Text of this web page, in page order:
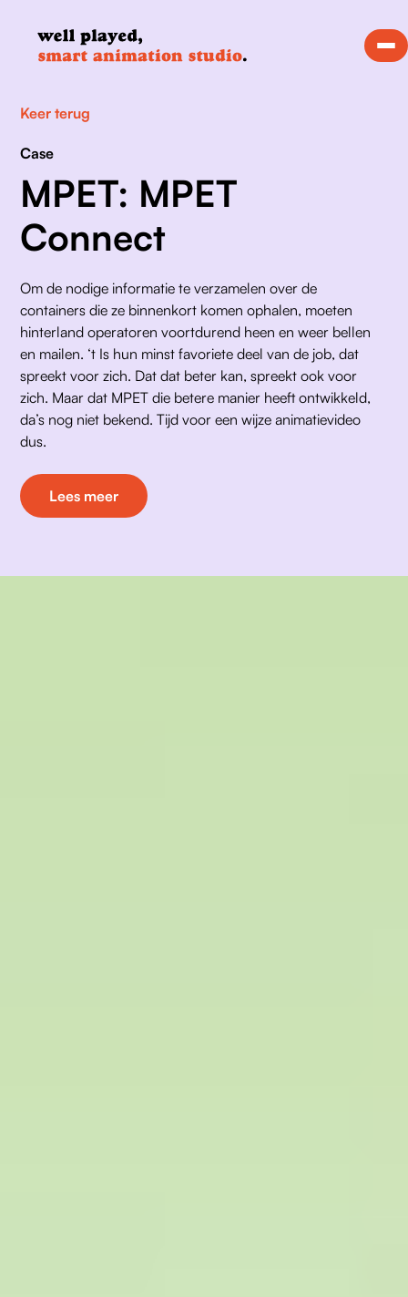
Keer terug
Case
MPET: MPET
Connect
Om de nodige informatie te verzamelen over de
containers die ze binnenkort komen ophalen, moeten
hinterland operatoren voortdurend heen en weer bellen
en mailen. ‘t Is hun minst favoriete deel van de job, dat
spreekt voor zich. Dat dat beter kan, spreekt ook voor
zich. Maar dat MPET die betere manier heeft ontwikkeld,
da’s nog niet bekend. Tijd voor een wijze animatievideo
dus.
Lees meer